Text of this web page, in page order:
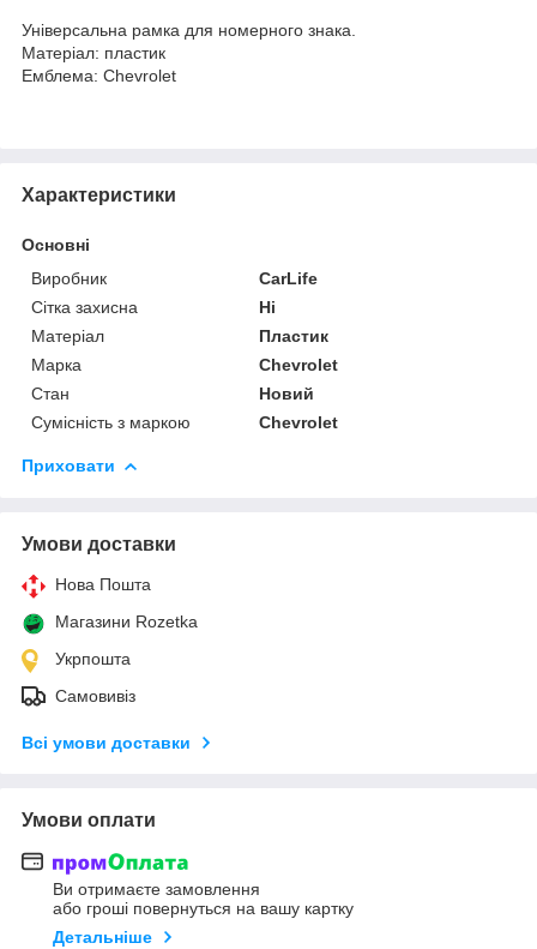
Універсальна рамка для номерного знака
Матеріал: пластик
Емблема: Chevrolet
Характеристики
Основні
Виробник
CarLife
Сітка захисна
Ні
Матеріал
Пластик
Марка
Chevrolet
Стан
Новий
Сумісність з маркою
Chevrolet
Приховати
Умови доставки
Нова Пошта
Магазини Rozetka
Укрпошта
Самовивіз
Всі умови доставки
Умови оплати
Ви отримаєте замовлення
або гроші повернуться на вашу картку
Детальніше